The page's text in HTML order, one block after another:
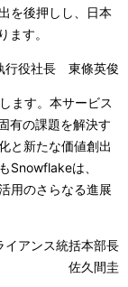
を後押しし、日本
ます。
行役社長 東條英俊
ます。本サービス
有の課題を解決す
と新たな価値創出
Snowflakeは、
用のさらなる進展
アンス統括本部長
佐久間圭